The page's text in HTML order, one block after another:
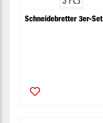
Schneidebretter 3er-Set